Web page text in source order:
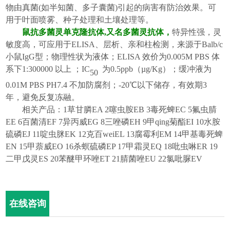
物由真菌(如半知菌、多子囊菌)引起的病害有防治效果。可
用于叶面喷雾、种子处理和土壤处理等。
鼠抗多菌灵单克隆抗体,又名多菌灵抗体，特异性强，灵
敏度高，可应用于ELISA、层析、亲和柱检测，来源于Balb/c
小鼠IgG型；物理性状为液体 ；ELISA 效价为0.005M PBS 体
系下1:300000 以上 ；IC50 为0.5ppb（µg/Kg） ；缓冲液为
0.01M PBS PH7.4 不加防腐剂
；-20℃以下储存，有效期3
年，避免反复冻融。
相关产品： 1草甘膦EA 2噻虫胺EB 3毒死蜱EC 5氟虫腈
EE 6百菌清EF 7异丙威EG 8三唑磷EH 9甲qing菊酯EI 10水胺
硫磷EJ 11 啶虫脒EK 12克百weiEL 13腐霉利EM 14甲基毒死蜱
EN 15甲萘威EO 16杀螟硫磷EP 17甲霜灵EQ 18吡虫啉ER 19
二甲戊灵ES 20苯醚甲环唑ET 21 腈菌唑EU 22氯吡脲EV
在线咨询